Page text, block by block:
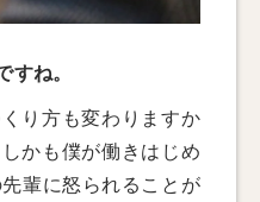
ね。
り方も変わりますか
かも僕が働きはじめ
輩に怒られることが